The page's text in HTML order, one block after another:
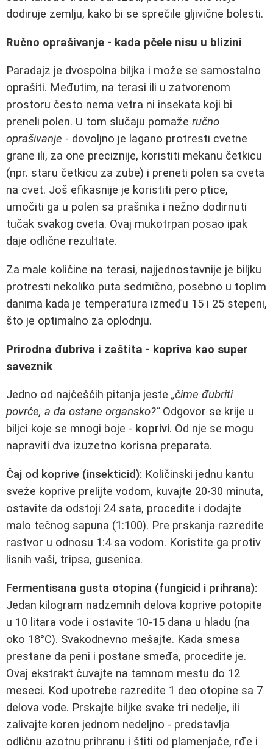
dodiruje zemlju, kako bi se sprečile gljivične bolesti.
Ručno oprašivanje - kada pčele nisu u blizini
Paradajz je dvospolna biljka i može se samostalno
oprašiti. Međutim, na terasi ili u zatvorenom
prostoru često nema vetra ni insekata koji bi
preneli polen. U tom slučaju pomaže ručno
oprašivanje - dovoljno je lagano protresti cvetne
grane ili, za one preciznije, koristiti mekanu četkicu
(npr. staru četkicu za zube) i preneti polen sa cveta
na cvet. Još efikasnije je koristiti pero ptice,
umočiti ga u polen sa prašnika i nežno dodirnuti
tučak svakog cveta. Ovaj mukotrpan posao ipak
daje odlične rezultate.
Za male količine na terasi, najjednostavnije je biljku
protresti nekoliko puta sedmično, posebno u toplim
danima kada je temperatura između 15 i 25 stepeni,
što je optimalno za oplodnju.
Prirodna đubriva i zaštita - kopriva kao super
saveznik
Jedno od najčešćih pitanja jeste „čime đubriti
povrće, a da ostane organsko?“Odgovor se krije u
biljci koje se mnogi boje - koprivi. Od nje se mogu
napraviti dva izuzetno korisna preparata.
Čaj od koprive (insekticid): Količinski jednu kantu
sveže koprive prelijte vodom, kuvajte 20-30 minuta,
ostavite da odstoji 24 sata, procedite i dodajte
malo tečnog sapuna (1:100). Pre prskanja razredite
rastvor u odnosu 1:4 sa vodom. Koristite ga protiv
lisnih vaši, tripsa, gusenica.
Fermentisana gusta otopina (fungicid i prihrana):
Jedan kilogram nadzemnih delova koprive potopite
u 10 litara vode i ostavite 10-15 dana u hladu (na
oko 18°C). Svakodnevno mešajte. Kada smesa
prestane da peni i postane smeđa, procedite je.
Ovaj ekstrakt čuvajte na tamnom mestu do 12
meseci. Kod upotrebe razredite 1 deo otopine sa 7
delova vode. Prskajte biljke svake tri nedelje, ili
zalivajte koren jednom nedeljno - predstavlja
odličnu azotnu prihranu i štiti od plamenjače, rđe i